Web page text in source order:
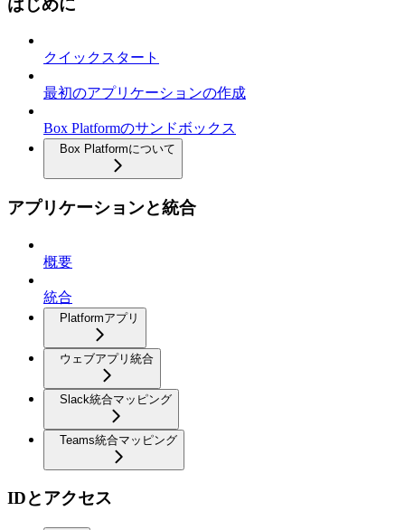
クイックスタート
最初のアプリケーションの作成
Box Platformのサンドボックス
Box Platformについて
アプリケーションと統合
概要
統合
Platformアプリ
ウェブアプリ統合
Slack統合マッピング
Teams統合マッピング
IDとアクセス